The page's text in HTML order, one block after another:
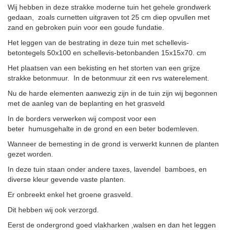
Wij hebben in deze strakke moderne tuin het gehele grondwerk
gedaan, zoals curnetten uitgraven tot 25 cm diep opvullen met
zand en gebroken puin voor een goude fundatie.
Het leggen van de bestrating in deze tuin met schellevis-
betontegels 50x100 en schellevis-betonbanden 15x15x70. cm
Het plaatsen van een bekisting en het storten van een grijze
strakke betonmuur. In de betonmuur zit een rvs waterelement.
Nu de harde elementen aanwezig zijn in de tuin zijn wij begonnen
met de aanleg van de beplanting en het grasveld
In de borders verwerken wij compost voor een
beter humusgehalte in de grond en een beter bodemleven.
Wanneer de bemesting in de grond is verwerkt kunnen de planten
gezet worden.
In deze tuin staan onder andere taxes, lavendel bamboes, en
diverse kleur gevende vaste planten.
Er onbreekt enkel het groene grasveld.
Dit hebben wij ook verzorgd.
Eerst de ondergrond goed vlakharken ,walsen en dan het leggen